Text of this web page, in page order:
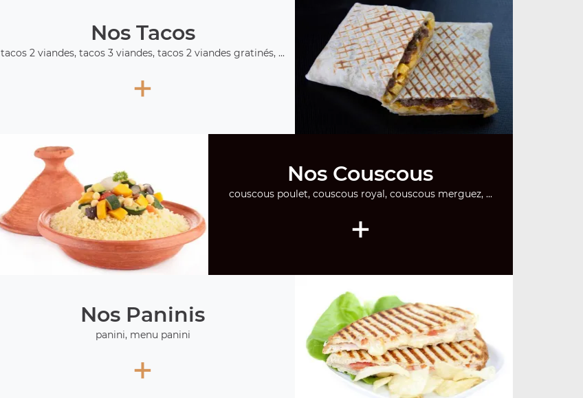
Nos Tacos
tacos 2 viandes, tacos 3 viandes, tacos 2 viandes gratinés, ...
+
Nos Couscous
couscous poulet, couscous royal, couscous merguez, ...
+
Nos Paninis
panini, menu panini
+